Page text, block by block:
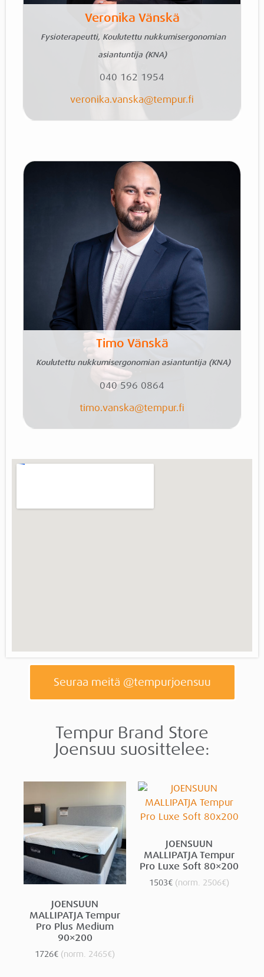
Veronika Vänskä
Fysioterapeutti, Koulutettu nukkumisergonomian
asiantuntija (KNA)
040 162 1954
veronika.vanska@tempur.fi
Timo Vänskä
Koulutettu nukkumisergonomian asiantuntija (KNA)
040 596 0864
timo.vanska@tempur.fi
Seuraa meitä @tempurjoensuu
Tempur Brand Store
Joensuu suosittelee:
JOENSUUN
MALLIPATJA Tempur
Pro Plus Medium
90×200
1726€ (norm. 2465€)
JOENSUUN
MALLIPATJA Tempur
Pro Luxe Soft 80×200
1503€ (norm. 2506€)